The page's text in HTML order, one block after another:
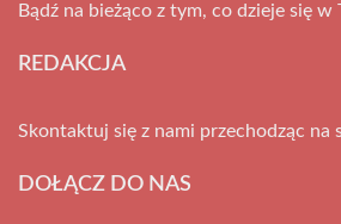
Bądź na bieżąco z tym, co dzieje się w
REDAKCJA
Skontaktuj się z nami przechodząc na
DOŁĄCZ DO NAS